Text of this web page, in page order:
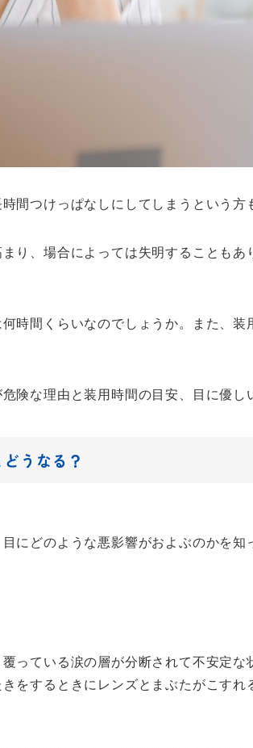
間つけっぱなしにしてしまうという方
り、場合によっては失明することも
時間くらいなのでしょうか。また、
険な理由と装用時間の目安、目に優し
うなる？
にどのような悪影響がおよぶのかを知
っている涙の層が分断されて不安定な
をするときにレンズとまぶたがこす